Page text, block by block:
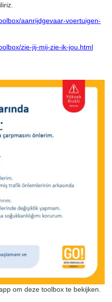
aanrijdgevaar-voertuigen-
zie-jij-mij-zie-ik-jou.html
om deze toolbox te bekijken.